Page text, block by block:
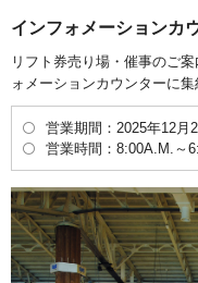
インフォメーションカ
リフト券売り場・催事のご
ォメーションカウンターに集
営業期間：2025年12月
営業時間：8:00A.M.～